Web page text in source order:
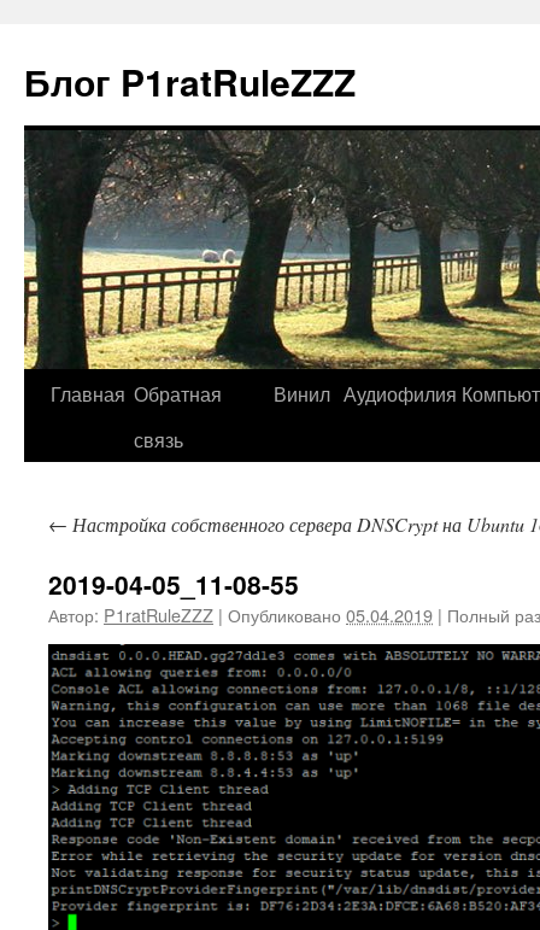
Блог P1ratRuleZZZ
Главная Обратная
связь
Винил Аудиофилия
← Настройка собственного сервера DNSCrypt на Ubuntu
2019-04-05_11-08-55
Автор: P1ratRuleZZZ | Опубликовано 05.04.2019 | Полный